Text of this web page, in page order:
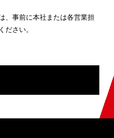
、事前に本社または各営業担
ださい。